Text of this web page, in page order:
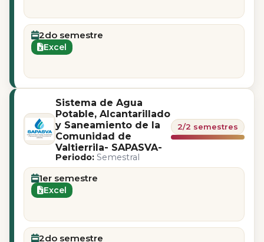
2do semestre
Excel
Sistema de Agua
Potable, Alcantarillado
y Saneamiento de la
Comunidad de
Valtierrila- SAPASVA-
Periodo: Semestral
2/2 semestres
1er semestre
Excel
2do semestre